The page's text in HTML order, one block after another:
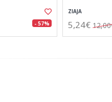
- 57%
ZIAJA
5,24€